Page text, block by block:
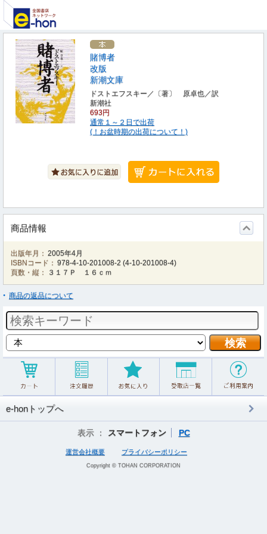
賭博者
改版
新潮文庫
ドストエフスキー／〔著〕 原卓也／訳
新潮社
693円
通常１～２日で出荷
(！お盆時期の出荷について！)
商品情報
出版年月： 2005年4月
ISBNコード： 978-4-10-201008-2 (4-10-201008-4)
頁数・縦：
３１７Ｐ １６ｃｍ
商品の返品について
e-honトップへ
表示 ： スマートフォン PC
運営会社概要 プライバシーポリシー
Copyright © TOHAN CORPORATION